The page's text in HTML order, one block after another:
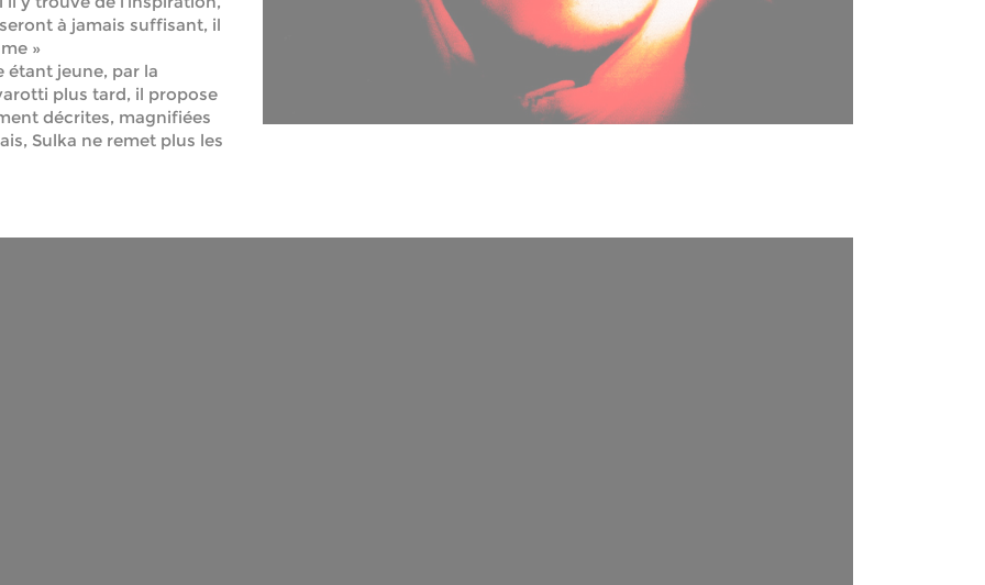
à jamais suffisant, il
»
étant jeune, par la
plus tard, il propose
décrites, magnifiées
Sulka ne remet plus les